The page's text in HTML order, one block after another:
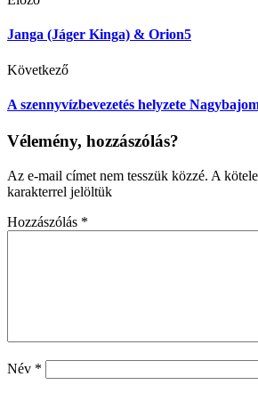
Janga (Jáger Kinga) & Orion5
Következő
A szennyvízbevezetés helyzete
Vélemény, hozzászólás?
Az e-mail címet nem tesszük közzé. A
karakterrel jelöltük
Hozzászólás *
Név *